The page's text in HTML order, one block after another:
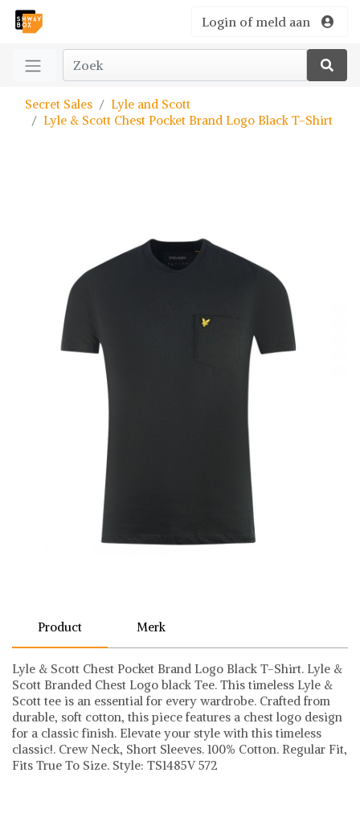
Login of meld aan
Secret Sales
Lyle and Scott
Lyle & Scott Chest Pocket Brand Logo Black T-Shirt
Product Merk
Lyle & Scott Chest Pocket Brand Logo Black T-Shirt. Lyle &
Scott Branded Chest Logo black Tee. This timeless Lyle &
Scott tee is an essential for every wardrobe. Crafted from
durable, soft cotton, this piece features a chest logo design
for a classic finish. Elevate your style with this timeless
classic!. Crew Neck, Short Sleeves. 100% Cotton. Regular Fit,
Fits True To Size. Style: TS1485V 572